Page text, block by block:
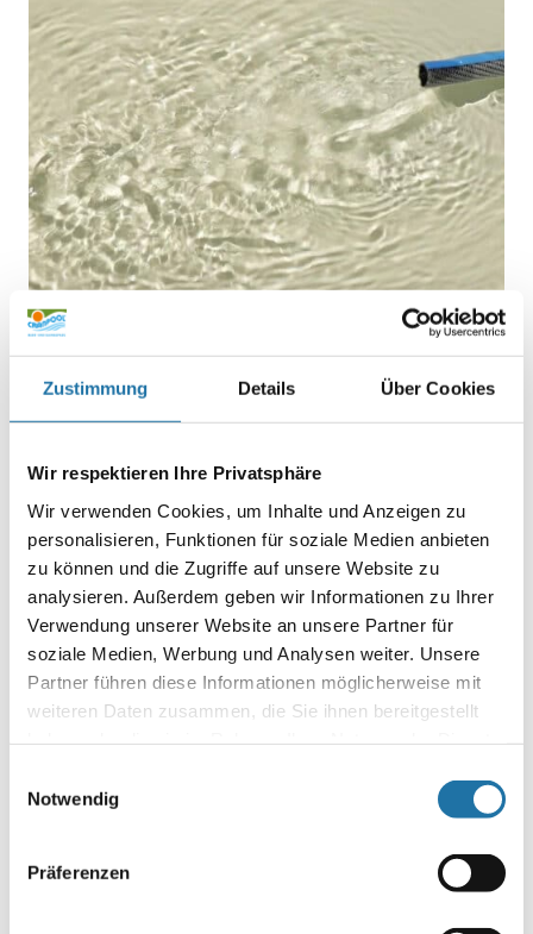
Zustimmung Details Über Cookies
Wir respektieren Ihre Privatsphäre
Wir verwenden Cookies, um Inhalte und Anzeigen zu
personalisieren, Funktionen für soziale Medien anbieten
zu können und die Zugriffe auf unsere Website zu
analysieren. Außerdem geben wir Informationen zu Ihrer
Verwendung unserer Website an unsere Partner für
soziale Medien, Werbung und Analysen weiter. Unsere
Partner führen diese Informationen möglicherweise mit
weiteren Daten zusammen, die Sie ihnen bereitgestellt
unsererDatenschutzerklärung
Notwendig
Präferenzen
verantwortungsvoll befüllen
Poolfüllkalender: Pool richtig & verantwortungsvoll befüllen
Wasser ist eine wertvolle Ressource – für unsere
Landwirtschaft, die Industrie und den täglichen Gebrauch im
eigenen Zuhause. In Österreich werden rund 2 % des
Trinkwassers aus der öffentlichen Versorgung für private
Pools genutzt….